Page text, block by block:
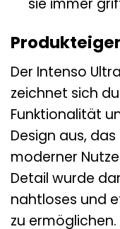
sie immer
Der Intenso
zeichnet sich
Funktionalität
Design aus,
moderner
Detail wurde
nahtloses und
zu